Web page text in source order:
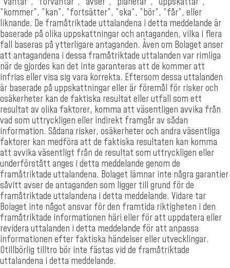
”kommer”, ”kan”, ”fortsätter”, ”ska”, ”bör”, ”får”, eller
liknande. De framåtriktade uttalandena i detta meddelande är
baserade på olika uppskattningar och antaganden, vilka i flera
fall baseras på ytterligare antaganden. Även om Bolaget anser
att antagandena i dessa framåtriktade uttalanden var rimliga
när de gjordes kan det inte garanteras att de kommer att
infrias eller visa sig vara korrekta. Eftersom dessa uttalanden
är baserade på uppskattningar eller är föremål för risker och
osäkerheter kan de faktiska resultat eller utfall som ett
resultat av olika faktorer, komma att väsentligen avvika från
vad som uttryckligen eller indirekt framgår av sådan
information. Sådana risker, osäkerheter och andra väsentliga
faktorer kan medföra att de faktiska resultaten kan komma
att avvika väsentligt från de resultat som uttryckligen eller
underförstått anges i detta meddelande genom de
framåtriktade uttalandena. Bolaget lämnar inte några garantier
såvitt avser de antaganden som ligger till grund för de
framåtriktade uttalandena i detta meddelande. Vidare tar
Bolaget inte något ansvar för den framtida riktigheten i den
framåtriktade informationen häri eller för att uppdatera eller
revidera uttalanden i detta meddelande för att anpassa
informationen efter faktiska händelser eller utvecklingar.
Otillbörlig tilltro bör inte fästas vid de framåtriktade
uttalandena i detta meddelande.